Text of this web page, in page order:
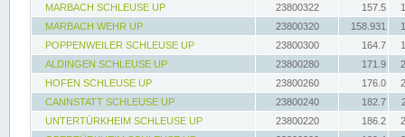
MARBACH SCHLEUSE UP
23800322 157.5
MARBACH WEHR UP
23800320 158.931
POPPENWEILER SCHLEUSE UP
23800300 164.7
ALDINGEN SCHLEUSE UP
23800280 171.9
HOFEN SCHLEUSE UP
23800260 176.0
CANNSTATT SCHLEUSE UP
23800240 182.7
UNTERTÜRKHEIM SCHLEUSE UP
23800220 186.2